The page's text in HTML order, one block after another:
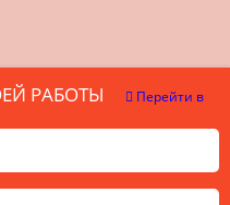
РАБОТЫ
Перейти в